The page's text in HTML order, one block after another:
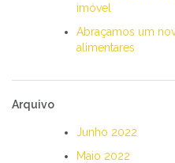
imóvel
Abraçamos um
alimentares
Arquivo
Junho 2022
Maio 2022